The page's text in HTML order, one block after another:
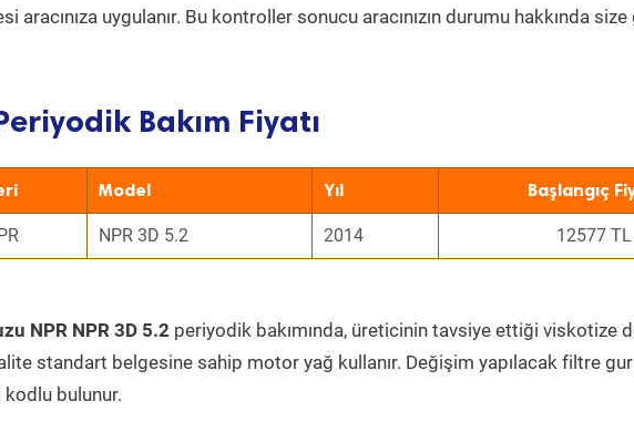
aracınıza uygulanır. Bu kontroller sonucu aracınızın durumu hakkında
Bakım Fiyatı
Model Yıl Başlangıç
NPR 3D 5.2 2014 12577 TL
NPR NPR 3D 5.2 periyodik bakımında, üreticinin tavsiye ettiği viskotize
standart belgesine sahip motor yağ kullanır. Değişim yapılacak filtre
kodlu bulunur.